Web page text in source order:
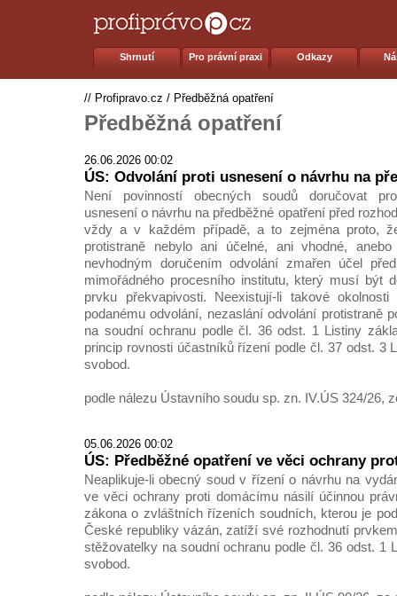
Shrnutí Pro právní praxi Odkazy
// Profipravo.cz / Předběžná opatření
Předběžná opatření
26.06.2026 00:02
ÚS: Odvolání proti usnesení o návrhu na
Není povinností obecných soudů doručovat
usnesení o návrhu na předběžné opatření před
vždy a v každém případě, a to zejména proto,
protistraně nebylo ani účelné, ani vhodné,
nevhodným doručením odvolání zmařen účel
mimořádného procesního institutu, který musí být
prvku překvapivosti. Neexistují-li takové
podanému odvolání, nezaslání odvolání protistraně
na soudní ochranu podle čl. 36 odst. 1 Listiny
princip rovnosti účastníků řízení podle čl. 37 odst. 3
svobod.
podle nálezu Ústavního soudu sp. zn. IV.ÚS 324/26,
05.06.2026 00:02
ÚS: Předběžné opatření ve věci ochrany
Neaplikuje-li obecný soud v řízení o návrhu na
ve věci ochrany proti domácímu násilí účinnou
zákona o zvláštních řízeních soudních, kterou je
České republiky vázán, zatíží své rozhodnutí
stěžovatelky na soudní ochranu podle čl. 36 odst. 1
svobod.